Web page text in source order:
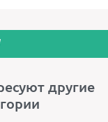
другие